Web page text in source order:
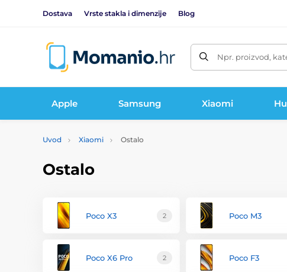
Dostava Vrste stakla i dimenzije Blog
Npr. proizvod,
Apple Samsung Xiaomi
Uvod Xiaomi Ostalo
Ostalo
Poco X3 2 Poco M3
Poco X6 Pro 2 Poco F3